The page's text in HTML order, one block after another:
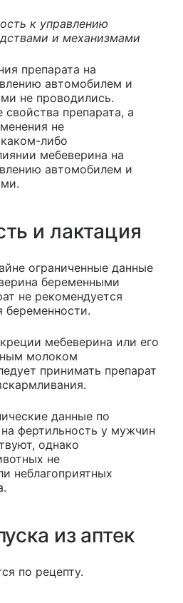
к управлению
и механизмами
препарата на
автомобилем и
не проводились.
препарата, а
не
либо
мебеверина на
автомобилем и
и лактация
ограниченные данные
беременными
не рекомендуется
беременности.
мебеверина или его
молоком
принимать препарат
данные по
фертильность у мужчин
однако
не
неблагоприятных
из аптек
по рецепту.